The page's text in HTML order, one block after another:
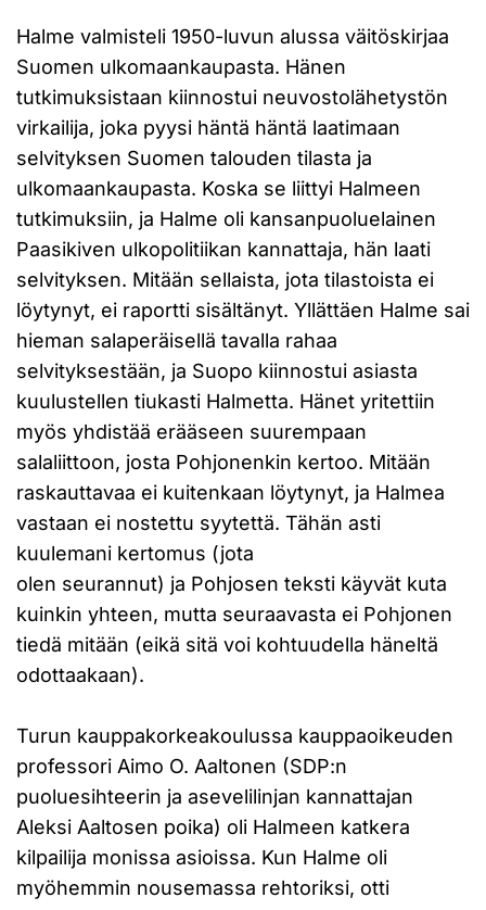
Halme valmisteli 1950-luvun alussa väitöskirjaa
Suomen ulkomaankaupasta. Hänen
tutkimuksistaan kiinnostui neuvostolähetystön
virkailija, joka pyysi häntä häntä laatimaan
selvityksen Suomen talouden tilasta ja
ulkomaankaupasta. Koska se liittyi Halmeen
tutkimuksiin, ja Halme oli kansanpuoluelainen
Paasikiven ulkopolitiikan kannattaja, hän laati
selvityksen. Mitään sellaista, jota tilastoista ei
löytynyt, ei raportti sisältänyt. Yllättäen Halme sai
hieman salaperäisellä tavalla rahaa
selvityksestään, ja Suopo kiinnostui asiasta
kuulustellen tiukasti Halmetta. Hänet yritettiin
myös yhdistää erääseen suurempaan
salaliittoon, josta Pohjonenkin kertoo. Mitään
raskauttavaa ei kuitenkaan löytynyt, ja Halmea
vastaan ei nostettu syytettä. Tähän asti
kuulemani kertomus (jota
olen seurannut) ja Pohjosen teksti käyvät kuta
kuinkin yhteen, mutta seuraavasta ei Pohjonen
tiedä mitään (eikä sitä voi kohtuudella häneltä
odottaakaan).
Turun kauppakorkeakoulussa kauppaoikeuden
professori Aimo O. Aaltonen (SDP:n
puoluesihteerin ja asevelilinjan kannattajan
Aleksi Aaltosen poika) oli Halmeen katkera
kilpailija monissa asioissa. Kun Halme oli
myöhemmin nousemassa rehtoriksi, otti